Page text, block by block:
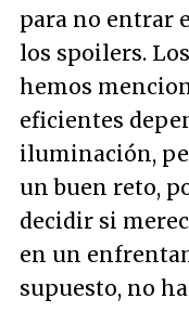
para no entrar
los spoilers.
hemos
eficientes
iluminación,
un buen reto,
decidir si
en un
supuesto, no